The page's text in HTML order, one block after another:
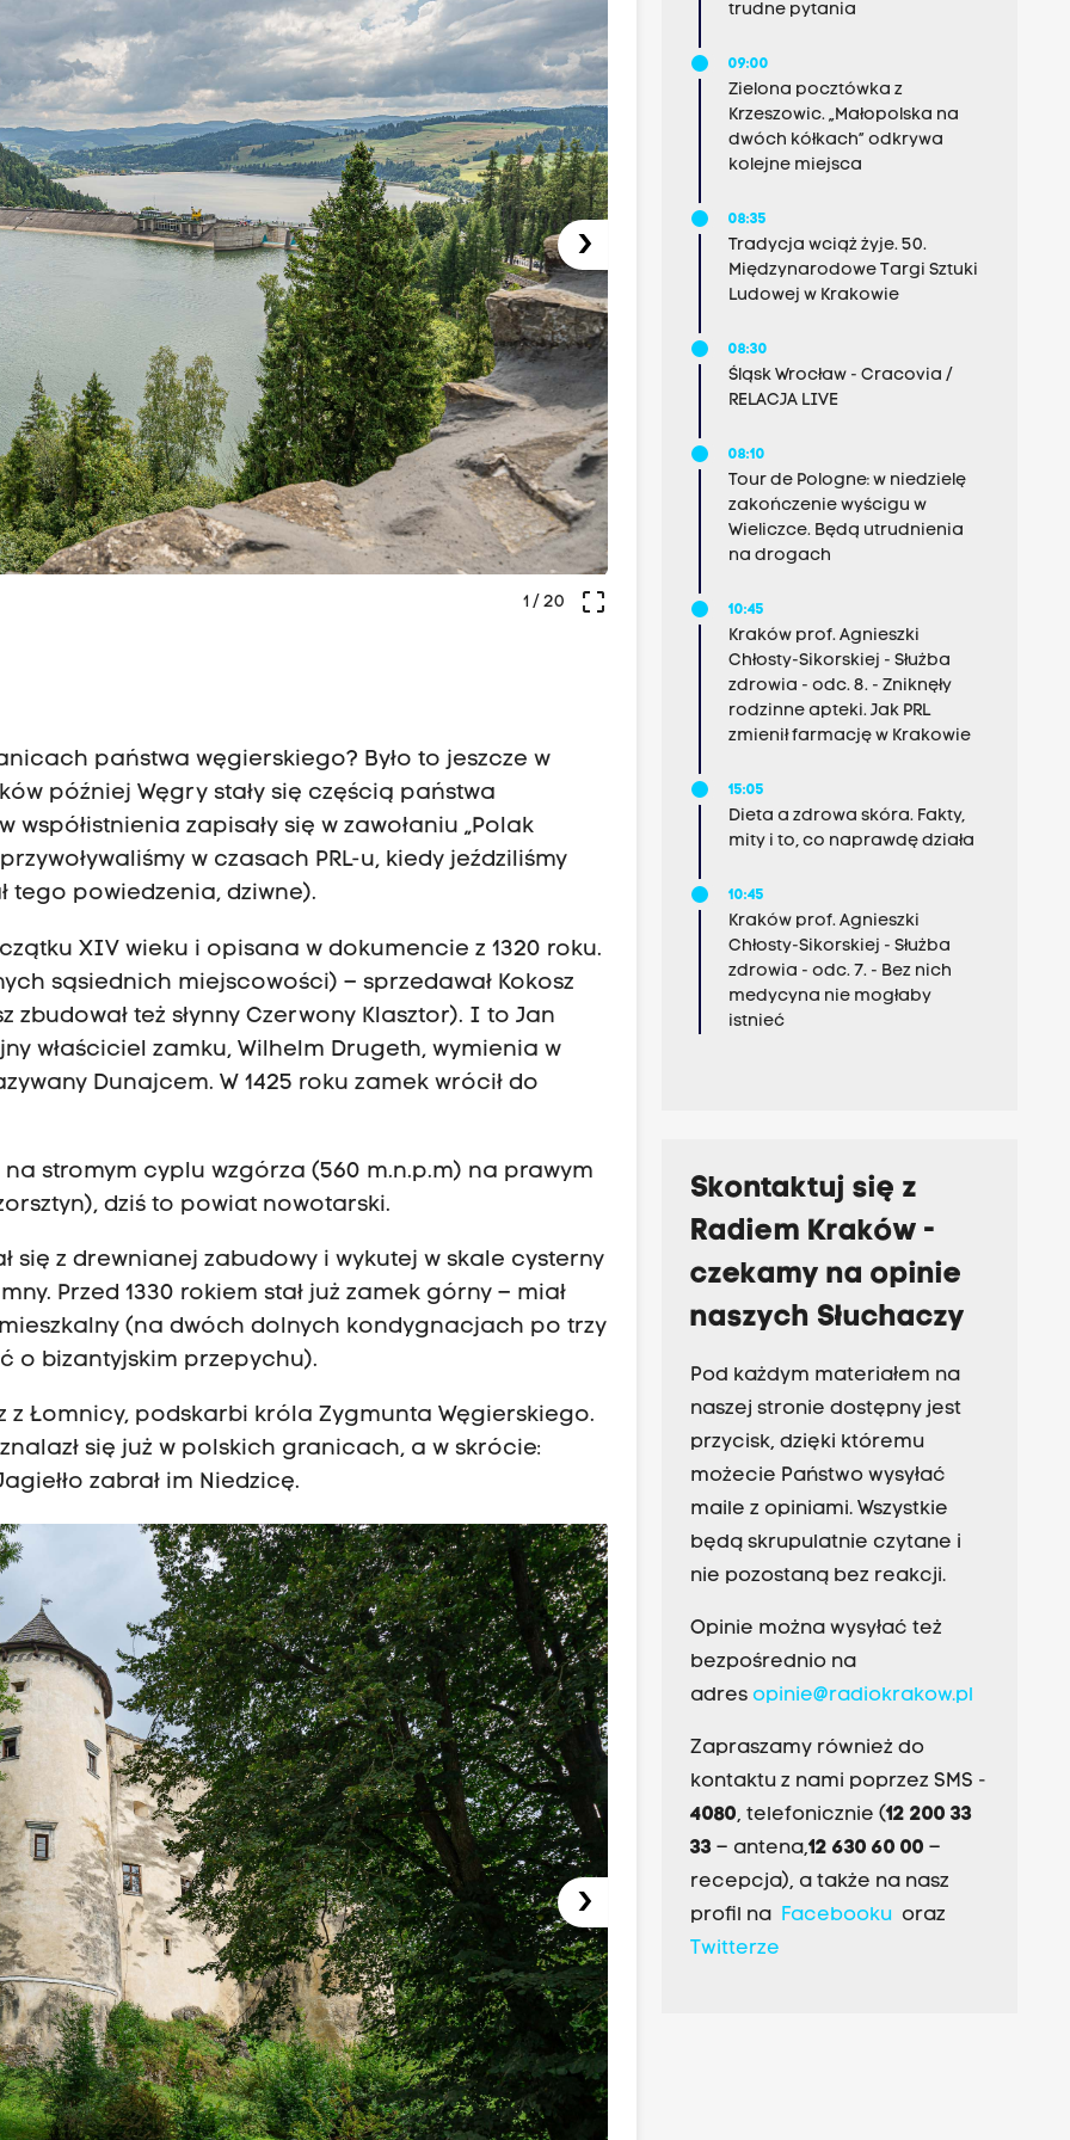
›
crop_free
1/ 20
państwa węgierskiego? Było to jeszcze w
później Węgry stały się częścią państwa
zapisały się w zawołaniu „Polak
w czasach PRL-u, kiedy jeździliśmy
tego powiedzenia, dziwne).
XIV wieku i opisana w dokumencie z 1320 roku.
sąsiednich miejscowości) – sprzedawał Kokosz
zbudował też słynny Czerwony Klasztor). I to Jan
właściciel zamku, Wilhelm Drugeth, wymienia w
Dunajcem. W 1425 roku zamek wrócił do
stromym cyplu wzgórza (560 m.n.p.m) na prawym
dziś to powiat nowotarski.
się z drewnianej zabudowy i wykutej w skale cysterny
Przed 1330 rokiem stał już zamek górny – miał
(na dwóch dolnych kondygnacjach po trzy
o bizantyjskim przepychu).
z Łomnicy, podskarbi króla Zygmunta Węgierskiego.
się już w polskich granicach, a w skrócie:
zabrał im Niedzicę.
›
trudne pytania
09:00
Zielona pocztówka z
Krzeszowic. „Małopolska na
dwóch kółkach” odkrywa
kolejne miejsca
08:35
Tradycja wciąż żyje. 50.
Międzynarodowe Targi Sztuki
Ludowej w Krakowie
08:30
Śląsk Wrocław - Cracovia /
RELACJA LIVE
08:10
Tour de Pologne: w niedzielę
zakończenie wyścigu w
Wieliczce. Będą utrudnienia
na drogach
10:45
Kraków prof. Agnieszki
Chłosty-Sikorskiej - Służba
zdrowia - odc. 8. - Zniknęły
rodzinne apteki. Jak PRL
zmienił farmację w Krakowie
15:05
Dieta a zdrowa skóra. Fakty,
mity i to, co naprawdę działa
10:45
Kraków prof. Agnieszki
Chłosty-Sikorskiej - Służba
zdrowia - odc. 7. - Bez nich
medycyna nie mogłaby
istnieć
Skontaktuj się z
Radiem Kraków -
czekamy na opinie
naszych Słuchaczy
Pod każdym materiałem na
naszej stronie dostępny jest
przycisk, dzięki któremu
możecie Państwo wysyłać
maile z opiniami. Wszystkie
będą skrupulatnie czytane i
nie pozostaną bez reakcji.
Opinie można wysyłać też
bezpośrednio na
adres opinie@radiokrakow.pl
Zapraszamy również do
kontaktu z nami poprzez SMS -
4080, telefonicznie (12 200 33
33– antena,12 630 60 00 –
recepcja), a także na nasz
profil na Facebookuoraz
Twitterze